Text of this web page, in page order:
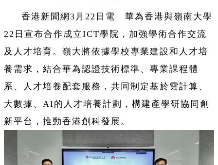
香港新聞網3月22日電 華為香港與嶺南大學
22日宣布合作成立ICT學院，加強學術合作交流
及人才培育。嶺大將依據學校專業建設和人才培
養需求，結合華為認證技術標準、專業課程體
系、人才培養配套服務，共同制定基於雲計算、
大數據、AI的人才培養計劃，構建產學研協同創
新平台，推動香港創科發展。